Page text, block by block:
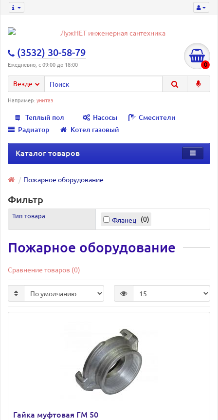
(3532) 30-58-79
Ежедневно, с 09:00 до 18:00 0
Везде
Например: унитаз
Теплый пол Насосы
Смесители
Радиатор
Котел газовый
Каталог товаров
Пожарное оборудование
Фильтр
Тип товара Фланец 0
Пожарное оборудование
Сравнение товаров (0)
Гайка муфтовая ГМ 50